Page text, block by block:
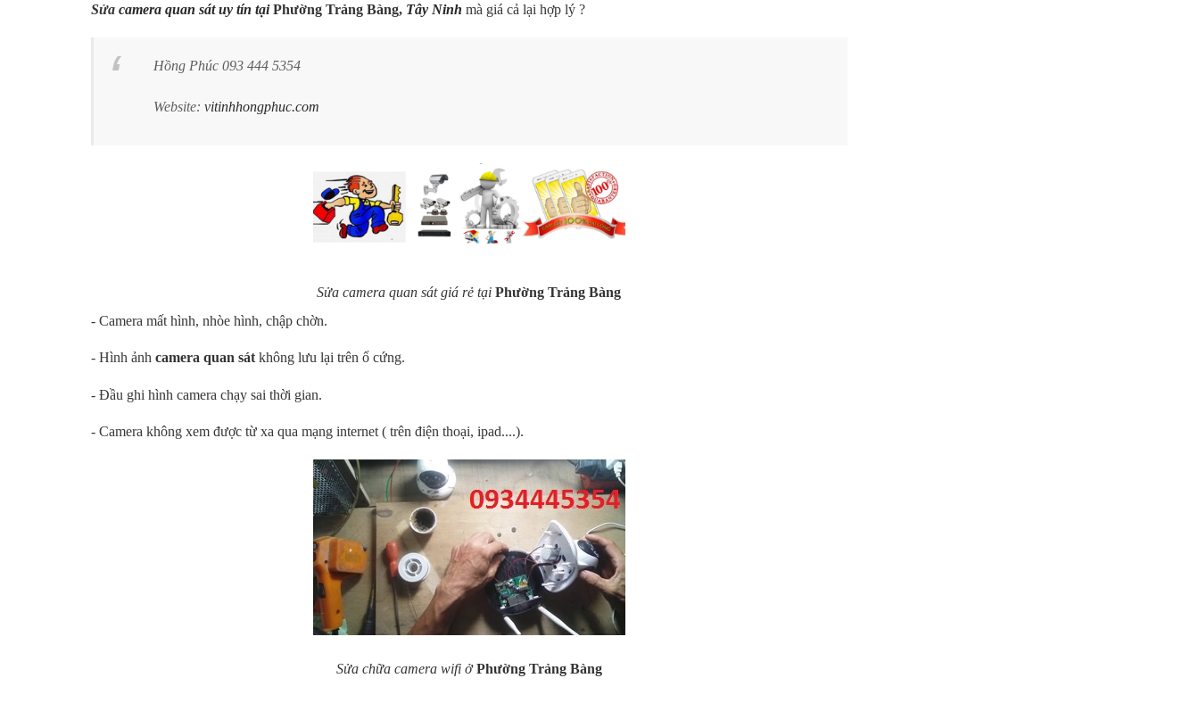
Sửa camera quan sát uy tín tạiPhường Trảng Bàng, Tây Ninh mà giá cả lại hợp lý ?
Hồng Phúc 093 444 5354
Website: vitinhhongphuc.com
Sửa camera quan sát giá rẻ tạiPhường Trảng Bàng
- Camera mất hình, nhòe hình, chập chờn.
- Hình ảnh camera quan sát không lưu lại trên ổ cứng.
- Đầu ghi hình camera chạy sai thời gian.
- Camera không xem được từ xa qua mạng internet ( trên điện thoại, ipad....).
Sửa chữa camera wifi ởPhường Trảng Bàng